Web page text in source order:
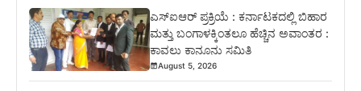
ಎಸ್‍ಐಆರ್ ಪ್ರಕ್ರಿಯೆ : ಕರ್ನಾಟಕದಲ್ಲಿ ಬಿಹಾರ
ಮತ್ತು ಬಂಗಾಳಕ್ಕಿಂತಲೂ ಹೆಚ್ಚಿನ ಅವಾಂತರ :
ಕಾವಲು ಕಾನೂನು ಸಮಿತಿ
August 5, 2026